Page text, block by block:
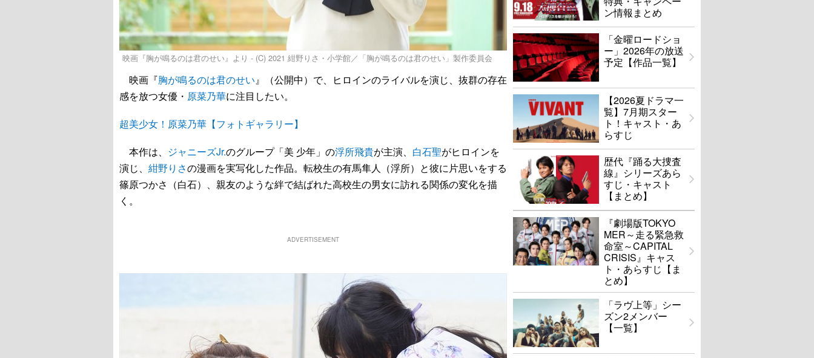
映画『胸が鳴るのは君のせい』より - (C) 2021 紺野りさ・小学館／「胸が鳴るのは君のせい」製作委員会
映画『胸が鳴るのは君のせい』（公開中）で、ヒロインのライバルを演じ、抜群の存在
感を放つ女優・ 原菜乃華に注目したい。
超美少女！原菜乃華【フォトギャラリー】
本作は、 ジャニーズJr.のグループ「美 少年」の浮所飛貴が主演、 白石聖がヒロインを
演じ、 紺野りさの漫画を実写化した作品。転校生の有馬隼人（浮所）と彼に片思いをする
篠原つかさ（白石）、親友のような絆で結ばれた高校生の男女に訪れる関係の変化を描
く。
ADVERTISEMENT
ン情報まとめ
「金曜ロードショ
ー」2026年の放送
予定【作品一覧】
【2026夏ドラマ一
覧】7月期スター
ト！キャスト・あ
らすじ
歴代『踊る大捜査
線』シリーズあら
すじ・キャスト
【まとめ】
『劇場版TOKYO
MER～走る緊急救
命室～CAPITAL
CRISIS』キャス
ト・あらすじ【ま
とめ】
「ラヴ上等」シー
ズン2メンバー
【一覧】